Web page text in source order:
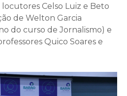
Celso Luiz e Beto
de Welton Garcia
do curso de Jornalismo) e
Quico Soares e